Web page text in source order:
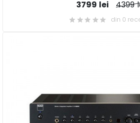
3799 lei 4399
din 0